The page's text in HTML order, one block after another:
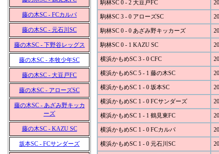
藤の木SC - FCカルパ
藤の木SC - 元石川SC
藤の木SC - 下野谷レッグス
藤の木SC - 本牧少年SC
藤の木SC - 大豆戸FC
藤の木SC - アローズSC
藤の木SC - あざみ野キッカ
ーズ
藤の木SC - KAZU SC
坂本SC - FCサンダーズ
駒林SC 0 - 2 大豆戸FC
駒林SC 3 - 0 アローズSC
駒林SC 0 - 0 あざみ野キッカーズ
駒林SC 0 - 1 KAZU SC
横浜かもめSC 3 - 0 CFC
横浜かもめSC 5 - 1 藤の木SC
横浜かもめSC 1 - 0 坂本SC
横浜かもめSC 1 - 0 FCサンダーズ
横浜かもめSC 1 - 1 鶴見東FC
横浜かもめSC 1 - 0 FCカルパ
横浜かもめSC 1 - 0 元石川SC